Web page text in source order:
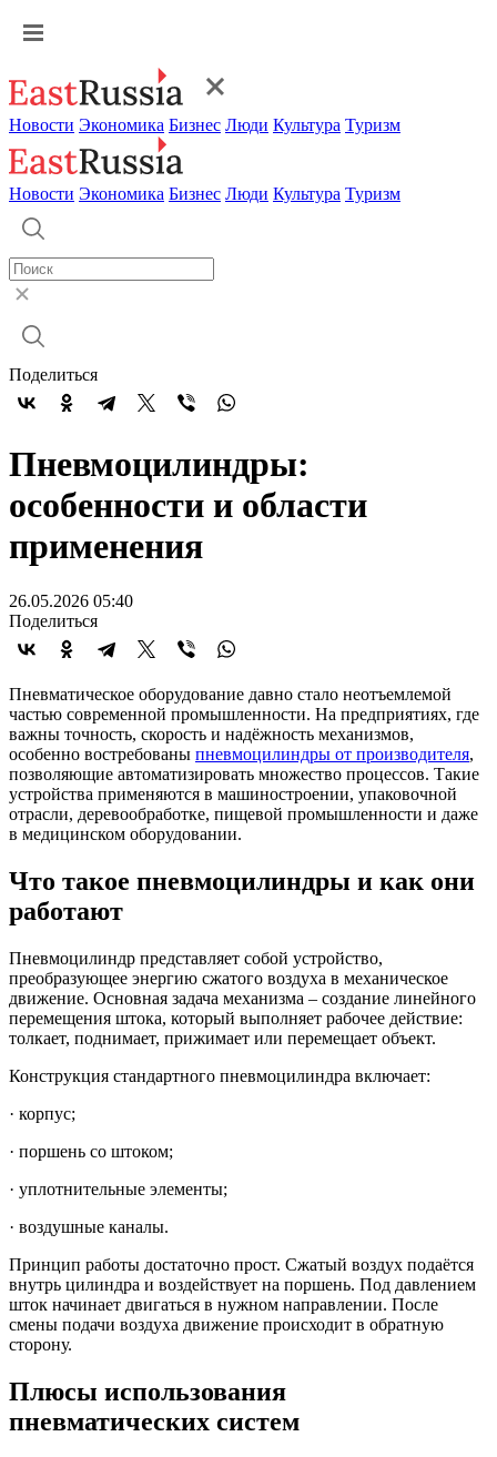
Новости Экономика Бизнес Люди Культура Туризм
Новости Экономика Бизнес Люди Культура Туризм
Поделиться
Пневмоцилиндры:
особенности и области
применения
26.05.2026 05:40
Поделиться
Пневматическое оборудование давно стало неотъемлемой
частью современной промышленности. На предприятиях, где
важны точность, скорость и надёжность механизмов,
особенно востребованы пневмоцилиндры от производителя,
позволяющие автоматизировать множество процессов. Такие
устройства применяются в машиностроении, упаковочной
отрасли, деревообработке, пищевой промышленности и даже
в медицинском оборудовании.
Что такое пневмоцилиндры и как они
работают
Пневмоцилиндр представляет собой устройство,
преобразующее энергию сжатого воздуха в механическое
движение. Основная задача механизма – создание линейного
перемещения штока, который выполняет рабочее действие:
толкает, поднимает, прижимает или перемещает объект.
Конструкция стандартного пневмоцилиндра включает:
· корпус;
· поршень со штоком;
· уплотнительные элементы;
· воздушные каналы.
Принцип работы достаточно прост. Сжатый воздух подаётся
внутрь цилиндра и воздействует на поршень. Под давлением
шток начинает двигаться в нужном направлении. После
смены подачи воздуха движение происходит в обратную
сторону.
Плюсы использования
пневматических систем